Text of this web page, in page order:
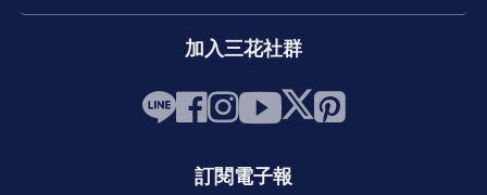
加入三花社群
訂閱電子報